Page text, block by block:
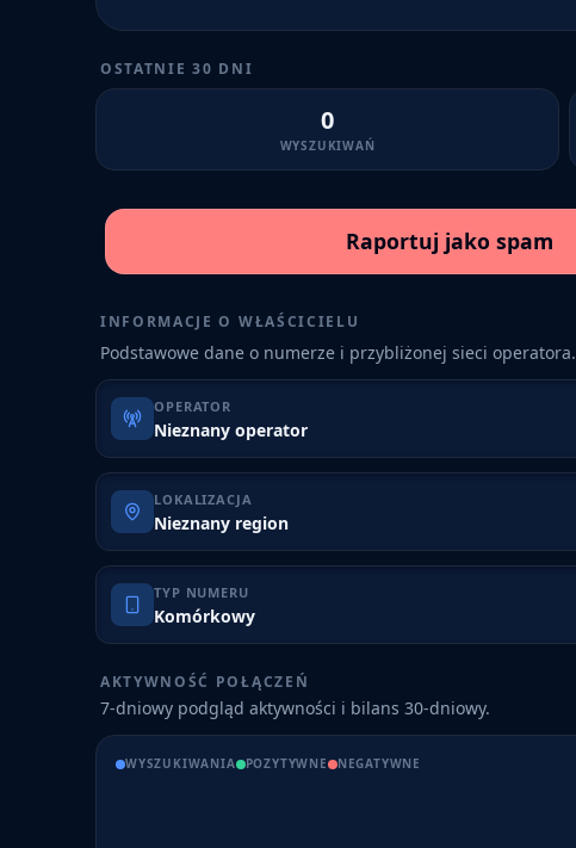
OSTATNIE 30 DNI
0
WYSZUKIWAŃ
Raportuj jako spam
INFORMACJE O WŁAŚCICIELU
Podstawowe dane o numerze i przybliżonej sieci operatora.
OPERATOR
Nieznany operator
LOKALIZACJA
Nieznany region
TYP NUMERU
Komórkowy
AKTYWNOŚĆ POŁĄCZEŃ
7-dniowy podgląd aktywności i bilans 30-dniowy.
WYSZUKIWANIA POZYTYWNE NEGATYWNE